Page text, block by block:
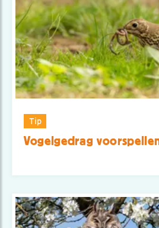
Tip
Vogelgedrag